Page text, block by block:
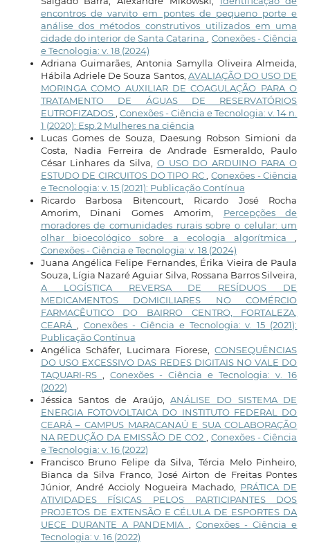
encontros de varvito em pontes de pequeno porte e
análise dos métodos construtivos utilizados em uma
cidade do interior de Santa Catarina
Conexões - Ciência
e Tecnologia: v. 18 (2024)
Adriana Guimarães, Antonia Samylla Oliveira Almeida,
Hábila Adriele De Souza Santos, AVALIAÇÃO DO USO DE
MORINGA COMO AUXILIAR DE COAGULAÇÃO PARA O
TRATAMENTO DE ÁGUAS DE RESERVATÓRIOS
EUTROFIZADOS Conexões - Ciência e Tecnologia: v. 14 n.
1 (2020): Esp.2 Mulheres na ciência
Lucas Gomes de Souza, Daesung Robson Simioni da
Costa, Nadia Ferreira de Andrade Esmeraldo, Paulo
César Linhares da Silva, O USO DO ARDUINO PARA O
ESTUDO DE CIRCUITOS DO TIPO RC
,Conexões - Ciência
e Tecnologia: v. 15 (2021): Publicação Contínua
Ricardo Barbosa Bitencourt, Ricardo José Rocha
Amorim, Dinani Gomes Amorim, Percepções de
moradores de comunidades rurais sobre o celular: um
olhar bioecológico sobre a ecologia algorítmica
Conexões - Ciência e Tecnologia: v. 18 (2024)
Juana Angélica Felipe Fernandes, Érika Vieira de Paula
Souza, Lígia Nazaré Aguiar Silva, Rossana Barros Silveira,
A LOGÍSTICA REVERSA DE RESÍDUOS DE
MEDICAMENTOS DOMICILIARES NO COMÉRCIO
FARMACÊUTICO DO BAIRRO CENTRO, FORTALEZA,
CEARÁ
Conexões - Ciência e Tecnologia: v. 15 (2021):
Publicação Contínua
Angélica Schäfer, Lucimara Fiorese,CONSEQUÊNCIAS
DO USO EXCESSIVO DAS REDES DIGITAIS NO VALE DO
TAQUARI-RS
Conexões - Ciência e Tecnologia: v. 16
(2022)
Jéssica Santos de Araújo,ANÁLISE DO SISTEMA DE
ENERGIA FOTOVOLTAICA DO INSTITUTO FEDERAL DO
CEARÁ – CAMPUS MARACANAÚ E SUA COLABORAÇÃO
NA REDUÇÃO DA EMISSÃO DE CO2
Conexões - Ciência
e Tecnologia: v. 16 (2022)
Francisco Bruno Felipe da Silva, Tércia Melo Pinheiro,
Bianca da Silva Franco, José Airton de Freitas Pontes
Júnior, André Accioly Nogueira Machado, PRÁTICA DE
ATIVIDADES FÍSICAS PELOS PARTICIPANTES DOS
PROJETOS DE EXTENSÃO E CÉLULA DE ESPORTES DA
UECE DURANTE A PANDEMIA
Conexões - Ciência e
Tecnologia: v. 16 (2022)